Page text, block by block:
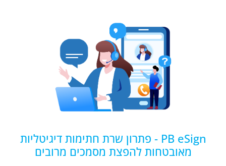
PB eSign - פתרון שרת חתימות דיגיטליות
מאובטחות להפצת מסמכים מרובים